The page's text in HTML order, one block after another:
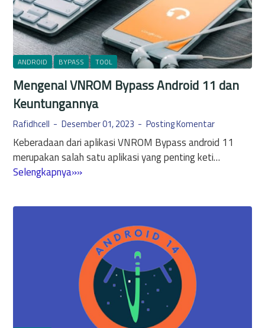
ANDROID BYPASS TOOL
Mengenal VNROM Bypass Android 11 dan
Keuntungannya
Rafidhcell Desember 01, 2023 Posting Komentar
Keberadaan dari aplikasi VNROM Bypass android 11
merupakan salah satu aplikasi yang penting keti…
Selengkapnya»»
a
N
R